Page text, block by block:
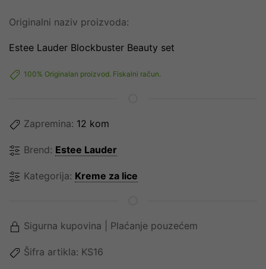
Originalni naziv proizvoda:
Estee Lauder Blockbuster Beauty set
100% Originalan proizvod. Fiskalni račun.
Zapremina: 12 kom
Brend: Estee Lauder
Kategorija: Kreme za lice
Sigurna kupovina | Plaćanje pouzećem
Šifra artikla: KS16